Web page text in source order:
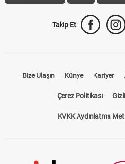
Takip Et
Bize Ulaşın Künye Kariyer
Çerez Politikası
KVKK Aydınlatma